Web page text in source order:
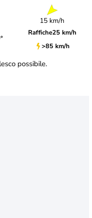
15 km/h
Raffiche25 km/h
>85 km/h
possibile.